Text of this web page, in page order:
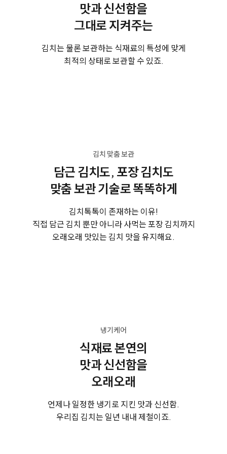
맛과 신선함을
그대로 지켜주는
김치는 물론 보관하는 식재료의 특성에 맞게
최적의 상태로 보관할 수 있죠.
김치 맞춤 보관
담근 김치도, 포장 김치도
맞춤 보관 기술로 똑똑하게
김치톡톡이 존재하는 이유!
직접 담근 김치 뿐만 아니라 사먹는 포장 김치까지
오래오래 맛있는 김치 맛을 유지해요.
냉기케어
식재료 본연의
맛과 신선함을
오래오래
언제나 일정한 냉기로 지킨 맛과 신선함.
우리집 김치는 일년 내내 제철이죠.